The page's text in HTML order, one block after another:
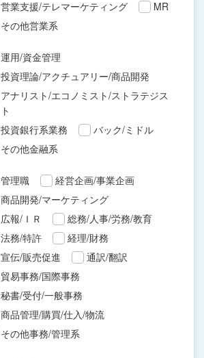
営業支援/テレマーケティング
MR
その他営業系
運用/資金管理
投資理論/アクチュアリー/商品開発
アナリスト/エコノミスト/ストラテジス
ト
投資銀行系業務
バック/ミドル
その他金融系
管理職
経営企画/事業企画
商品開発/マーケティング
広報/ＩＲ
総務/人事/労務/教育
法務/特許
経理/財務
宣伝/販売促進
通訳/翻訳
貿易事務/国際事務
秘書/受付/一般事務
商品管理/購買/仕入/物流
その他事務/管理系